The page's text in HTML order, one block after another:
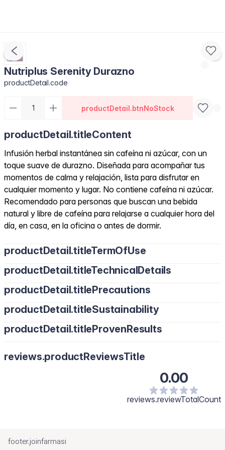
Nutriplus Serenity Durazno
productDetail.code
productDetail.btnNoStock
productDetail.titleContent
Infusión herbal instantánea sin cafeína ni azúcar, con un
toque suave de durazno. Diseñada para acompañar tus
momentos de calma y relajación, lista para disfrutar en
cualquier momento y lugar. No contiene cafeína ni azúcar.
Recomendado para personas que buscan una bebida
natural y libre de cafeína para relajarse a cualquier hora del
día, en casa, en la oficina o antes de dormir.
productDetail.titleTermOfUse
productDetail.titleTechnicalDetails
productDetail.titlePrecautions
productDetail.titleSustainability
productDetail.titleProvenResults
reviews.productReviewsTitle
0.00
reviews.reviewTotalCount
footer.joinfarmasi